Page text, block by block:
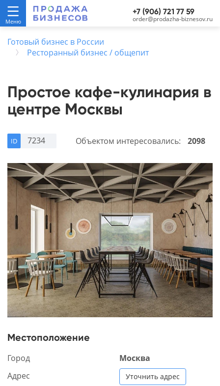
+7 (906) 721 77 59
order@prodazha-biznesov.ru
Готовый бизнес в России
Ресторанный бизнес / общепит
Простое кафе-кулинария в
центре Москвы
ID 7234 Объектом интересовались: 2098
Местоположение
Город
Москва
Адрес
Уточнить адрес